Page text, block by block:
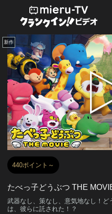
新作
440ポイント～
たべっ子どうぶつ THE
武器なし、策なし、意気地なし！
は、彼らに託された！？